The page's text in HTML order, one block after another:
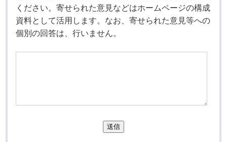
ください。寄せられた意見などはホームページの構成
資料として活用します。なお、寄せられた意見等への
個別の回答は、行いません。
送信